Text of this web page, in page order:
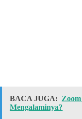
BACA JUGA:
Mengalaminya?